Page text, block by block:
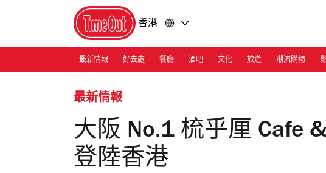
香港
最新情報 好去處 餐廳 酒吧 文化 旅遊 潮流購物
最新情報
大阪 No.1 梳乎厘 Cafe
登陸香港